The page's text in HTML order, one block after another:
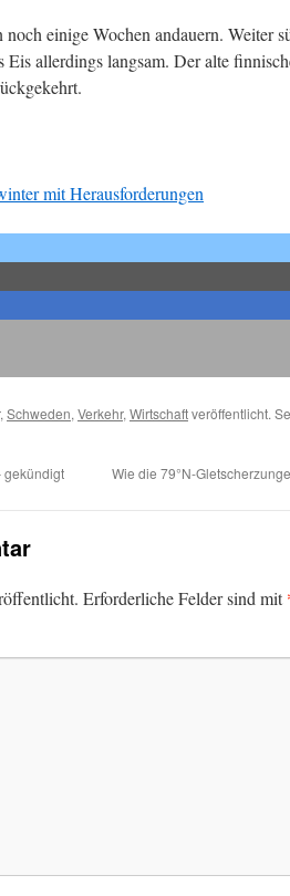
einige Wochen andauern. Weiter
allerdings langsam. Der alte
mit Herausforderungen
, Schweden, Verkehr, Wirtschaftveröffentlicht.
gekündigt Wie die 79°N-
Erforderliche Felder sind mit